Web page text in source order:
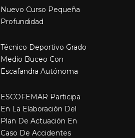
Nuevo Curso Pequeña
Profundidad
Técnico Deportivo Grado
Medio Buceo Con
Escafandra Autónoma
ESCOFEMAR Participa
En La Elaboración Del
Plan De Actuación En
Caso De Accidentes